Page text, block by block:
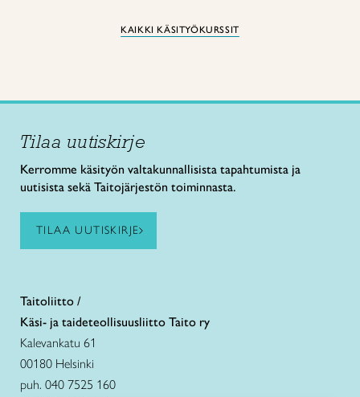
KAIKKI KÄSITYÖKURSSIT
Tilaa uutiskirje
Kerromme käsityön valtakunnallisista tapahtumista ja
uutisista sekä Taitojärjestön toiminnasta.
TILAA UUTISKIRJE
Taitoliitto /
Käsi- ja taideteollisuusliitto Taito ry
Kalevankatu 61
00180 Helsinki
puh. 040 7525 160